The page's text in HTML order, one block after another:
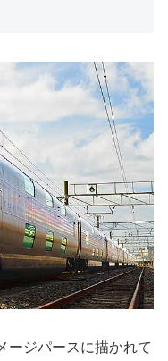
ージパースに描かれて